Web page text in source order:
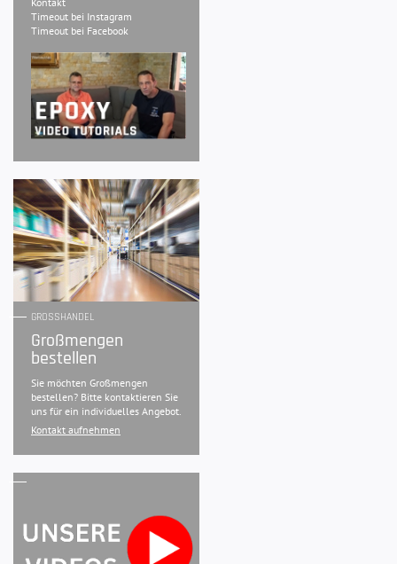
Timeout bei Instagram
Timeout bei Facebook
GROSSHANDEL
Großmengen
bestellen
Sie möchten Großmengen
bestellen? Bitte kontaktieren Sie
uns für ein individuelles Angebot.
Kontakt aufnehmen